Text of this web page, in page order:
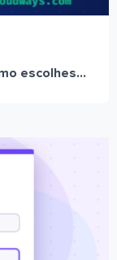
escolhes...